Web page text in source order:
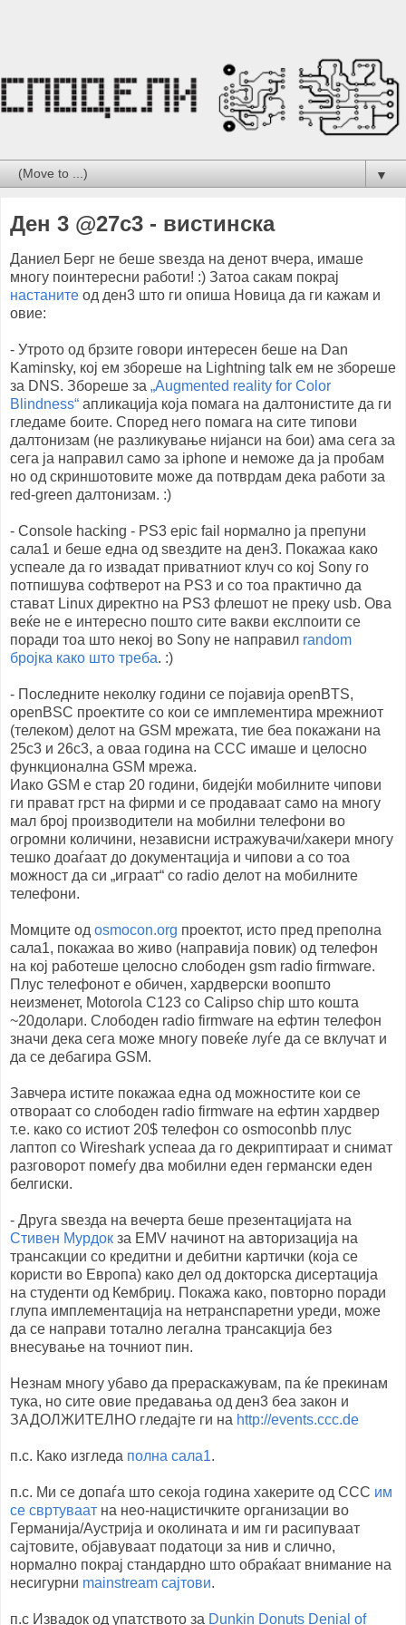
▼
Ден 3 @27c3 - вистинска
Даниел Берг не беше ѕвезда на денот вчера, имаше
многу поинтересни работи! :) Затоа сакам покрај
настаните од ден3 што ги опиша Новица да ги кажам и
овие:
- Утрото од брзите говори интересен беше на Dan
Kaminsky, кој ем збореше на Lightning talk ем не збореше
за DNS. Збореше за „Augmented reality for Color
Blindness“ апликација која помага на далтонистите да ги
гледаме боите. Според него помага на сите типови
далтонизам (не разликување нијанси на бои) ама сега за
сега ја направил само за iphone и неможе да ја пробам
но од скриншотовите може да потврдам дека работи за
red-green далтонизам. :)
- Console hacking - PS3 epic fail нормално ја препуни
сала1 и беше една од ѕвездите на ден3. Покажаа како
успеале да го извадат приватниот клуч со кој Sony го
потпишува софтверот на PS3 и со тоа практично да
стават Linux директно на PS3 флешот не преку usb. Ова
веќе не е интересно пошто сите вакви екслпоити се
поради тоа што некој во Sony не направил random
бројка како што треба. :)
- Последните неколку години се појавија openBTS,
openBSC проектите со кои се имплементира мрежниот
(телеком) делот на GSM мрежата, тие беа покажани на
25c3 и 26c3, а оваа година на CCC имаше и целосно
функционална GSM мрежa.
Иако GSM е стар 20 години, бидејќи мобилните чипови
ги прават грст на фирми и се продаваат само на многу
мал број производители на мобилни телефони во
огромни количини, независни истражувачи/хакери многу
тешко доаѓаат до документација и чипови а со тоа
можност да си „играат“ со radio делот на мобилните
телефони.
Момците од osmocon.org проектот, исто пред преполна
сала1, покажаа во живо (направија повик) од телефон
на кој работеше целосно слободен gsm radio firmware.
Плус телефонот е обичен, хардверски воопшто
неизменет, Motorola C123 со Calipso chip што кошта
~20долари. Слободен radio firmware на ефтин телефон
значи дека сега може многу повеќе луѓе да се вклучат и
да се дебагира GSM.
Завчера истите покажаа една од можностите кои се
отвораат со слободен radio firmware на ефтин хардвер
т.е. како со истиот 20$ телефон со osmoconbb плус
лаптоп со Wireshark успеаа да го декриптираат и снимат
разговорот помеѓу два мобилни еден германски еден
белгиски.
- Друга ѕвезда на вечерта беше презентацијата на
Стивен Мурдок за EMV начинот на авторизација на
трансакции со кредитни и дебитни картички (која се
користи во Европа) како дел од докторска дисертација
на студенти од Кембриџ. Покажа како, повторно поради
глупа имплементација на нетранспаретни уреди, може
да се направи тотално легална трансакција без
внесување на точниот пин.
Незнам многу убаво да прераскажувам, па ќе прекинам
тука, но сите овие предавања од ден3 беа закон и
ЗАДОЛЖИТЕЛНО гледајте ги на http://events.ccc.de
п.с. Како изгледа полна сала1.
п.с. Ми се допаѓа што секоја година хакерите од CCC им
се свртуваат на нео-нацистичките организации во
Германија/Аустрија и околината и им ги расипуваат
сајтовите, објавуваат податоци за нив и слично,
нормално покрај стандардно што обраќаат внимание на
несигурни mainstream сајтови.
п.с Извадок од упатството за Dunkin Donuts Denial of